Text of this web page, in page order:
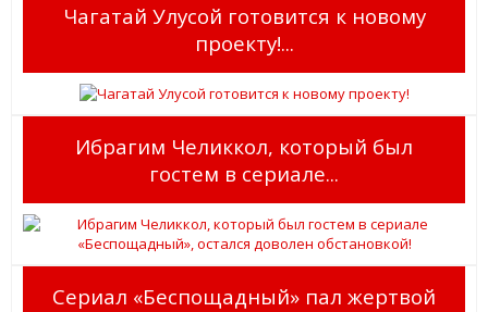
Чагатай Улусой готовится к новому
проекту!...
Ибрагим Челиккол, который был
гостем в сериале...
Сериал «Беспощадный» пал жертвой